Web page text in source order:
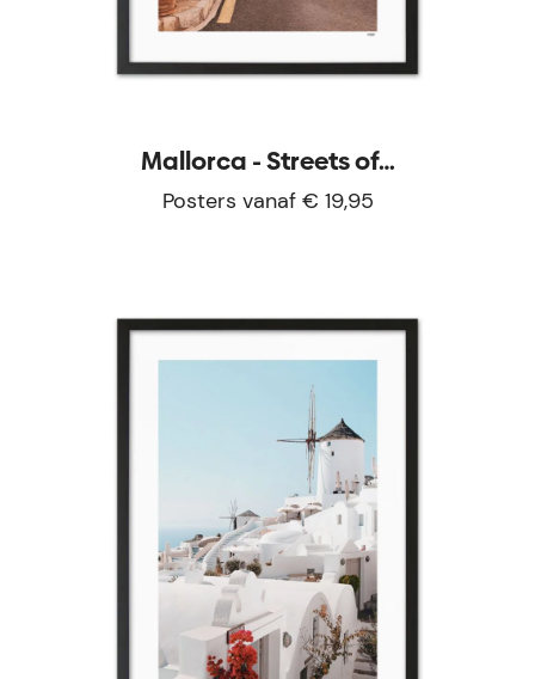
Mallorca - Streets of…
Posters vanaf € 19,95